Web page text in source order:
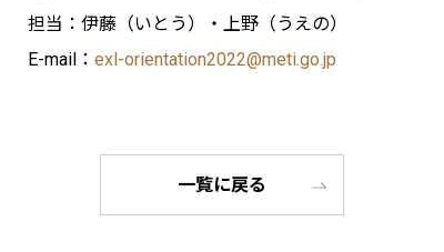
担当：伊藤（いとう）・上野（うえの）
E-mail： exl-orientation2022@meti.go.jp
一覧に戻る